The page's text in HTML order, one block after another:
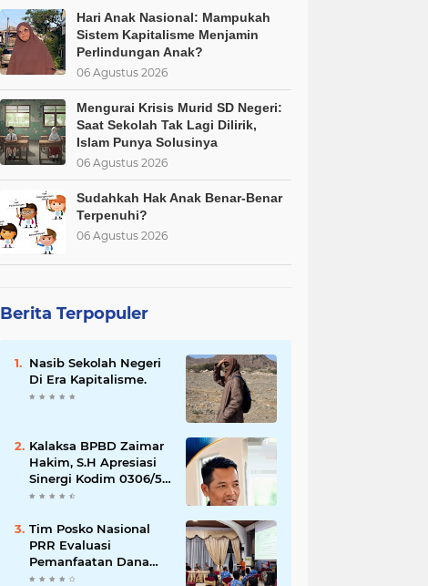
Hari Anak Nasional: Mampukah
Sistem Kapitalisme Menjamin
Perlindungan Anak?
06 Agustus 2026
Mengurai Krisis Murid SD Negeri:
Saat Sekolah Tak Lagi Dilirik,
Islam Punya Solusinya
06 Agustus 2026
Sudahkah Hak Anak Benar-Benar
Terpenuhi?
06 Agustus 2026
Berita Terpopuler
Nasib Sekolah Negeri
Di Era Kapitalisme.
Kalaksa BPBD Zaimar
Hakim, S.H Apresiasi
Sinergi Kodim 0306/50
Kota dalam
dan Penanganan
Bencana
Tim Posko Nasional
PRR Evaluasi
Pemanfaatan Dana
TKD di Lima Puluh